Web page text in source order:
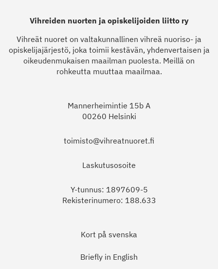
Vihreiden nuorten ja opiskelijoiden liitto ry
Vihreät nuoret on valtakunnallinen vihreä nuoriso- ja
opiskelijajärjestö, joka toimii kestävän, yhdenvertaisen ja
oikeudenmukaisen maailman puolesta. Meillä on
rohkeutta muuttaa maailmaa.
Mannerheimintie 15b A
00260 Helsinki
toimisto@vihreatnuoret.fi
Laskutusosoite
Y-tunnus: 1897609-5
Rekisterinumero: 188.633
Kort på svenska
Briefly in English